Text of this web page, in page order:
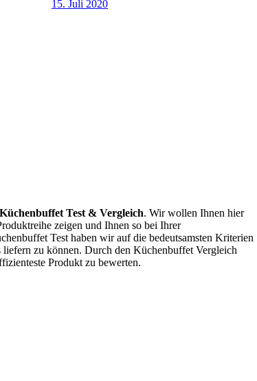
15. Juli 2020
Küchenbuffet Test & Vergleich. Wir wollen Ihnen hier
zeigen und Ihnen so bei Ihrer
Test haben wir auf die bedeutsamsten Kriterien
liefern zu können. Durch den Küchenbuffet Vergleich
Produkt zu bewerten.